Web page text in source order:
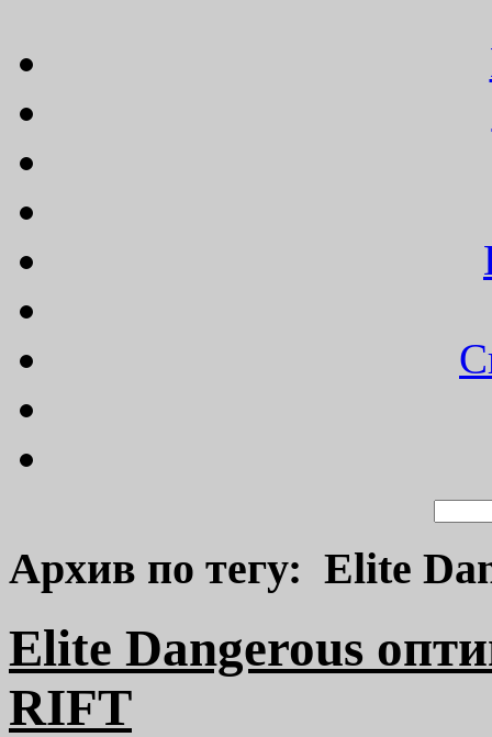
Архив по тегу: Elite
Elite Dangerous
RIFT